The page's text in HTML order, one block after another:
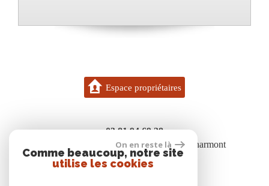
Espace propriétaires
03 81 94 69 28
7 bis rue des boisgenets 25600 Vieux-Charmont
contact@gigon.immo
On en reste là
Comme beaucoup, notre site
utilise les cookies